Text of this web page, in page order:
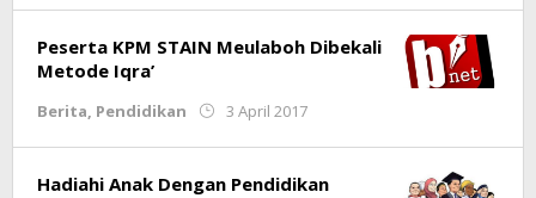
Ulfa
Peserta KPM STAIN Meulaboh Dibekali
Metode Iqra’
Berita, Pendidikan 3 April 2017
Septian
Hadiahi Anak Dengan Pendidikan